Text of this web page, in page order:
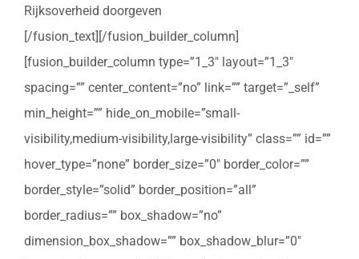
Rijksoverheid doorgeven
[/fusion_text][/fusion_builder_column]
[fusion_builder_column type=”1_3″ layout=”1_3″
spacing=”” center_content=”no” link=”” target=”_self”
min_height=”” hide_on_mobile=”small-
visibility,medium-visibility,large-visibility” class=”” id=””
hover_type=”none” border_size=”0″ border_color=””
border_style=”solid” border_position=”all”
border_radius=”” box_shadow=”no”
dimension_box_shadow=”” box_shadow_blur=”0″